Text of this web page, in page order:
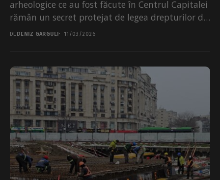
arheologice ce au fost făcute în Centrul Capitalei
rămân un secret protejat de legea drepturilor de
autor,...
DE DENIZ GARGULI 11/03/2026